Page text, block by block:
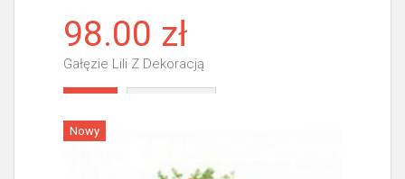
98.00 zł
Gałęzie Lili Z Dekoracją
Nowy